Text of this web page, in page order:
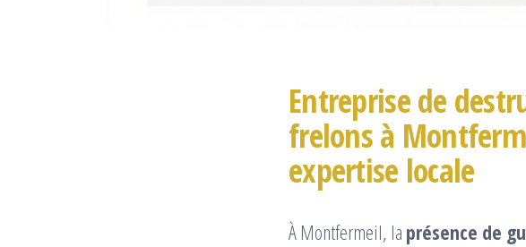
Entreprise de
frelons à
expertise locale
À Montfermeil, la présence de